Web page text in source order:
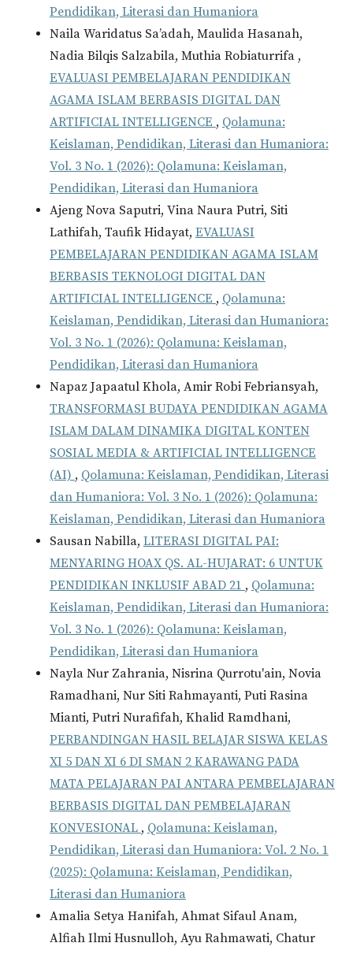
Pendidikan, Literasi dan Humaniora
Naila Waridatus Sa’adah, Maulida Hasanah,
Nadia Bilqis Salzabila, Muthia Robiaturrifa ,
EVALUASI PEMBELAJARAN PENDIDIKAN
AGAMA ISLAM BERBASIS DIGITAL DAN
ARTIFICIAL INTELLIGENCE , Qolamuna:
Keislaman, Pendidikan, Literasi dan Humaniora:
Vol. 3 No. 1 (2026): Qolamuna: Keislaman,
Pendidikan, Literasi dan Humaniora
Ajeng Nova Saputri, Vina Naura Putri, Siti
Lathifah, Taufik Hidayat, EVALUASI
PEMBELAJARAN PENDIDIKAN AGAMA ISLAM
BERBASIS TEKNOLOGI DIGITAL DAN
ARTIFICIAL INTELLIGENCE , Qolamuna:
Keislaman, Pendidikan, Literasi dan Humaniora:
Vol. 3 No. 1 (2026): Qolamuna: Keislaman,
Pendidikan, Literasi dan Humaniora
Napaz Japaatul Khola, Amir Robi Febriansyah,
TRANSFORMASI BUDAYA PENDIDIKAN AGAMA
ISLAM DALAM DINAMIKA DIGITAL KONTEN
SOSIAL MEDIA & ARTIFICIAL INTELLIGENCE
(AI) , Qolamuna: Keislaman, Pendidikan, Literasi
dan Humaniora: Vol. 3 No. 1 (2026): Qolamuna:
Keislaman, Pendidikan, Literasi dan Humaniora
Sausan Nabilla, LITERASI DIGITAL PAI:
MENYARING HOAX QS. AL-HUJARAT: 6 UNTUK
PENDIDIKAN INKLUSIF ABAD 21 , Qolamuna:
Keislaman, Pendidikan, Literasi dan Humaniora:
Vol. 3 No. 1 (2026): Qolamuna: Keislaman,
Pendidikan, Literasi dan Humaniora
Nayla Nur Zahrania, Nisrina Qurrotu'ain, Novia
Ramadhani, Nur Siti Rahmayanti, Puti Rasina
Mianti, Putri Nurafifah, Khalid Ramdhani,
PERBANDINGAN HASIL BELAJAR SISWA KELAS
XI 5 DAN XI 6 DI SMAN 2 KARAWANG PADA
MATA PELAJARAN PAI ANTARA PEMBELAJARAN
BERBASIS DIGITAL DAN PEMBELAJARAN
KONVESIONAL , Qolamuna: Keislaman,
Pendidikan, Literasi dan Humaniora: Vol. 2 No. 1
(2025): Qolamuna: Keislaman, Pendidikan,
Literasi dan Humaniora
Amalia Setya Hanifah, Ahmat Sifaul Anam,
Alfiah Ilmi Husnulloh, Ayu Rahmawati, Chatur